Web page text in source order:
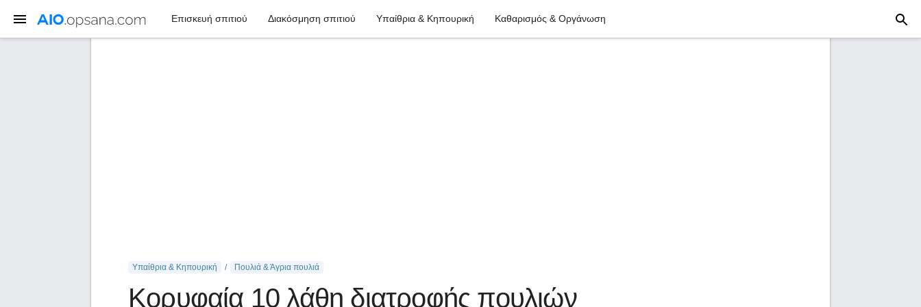
Επισκευή σπιτιού Διακόσμηση σπιτιού Υπαίθρια & Κηπουρική Καθαρισμός & Οργάνωση
Υπαίθρια & Κηπουρική Πουλιά & Άγρια ​​πουλιά
Κορυφαία 10 λάθη διατροφής πουλιών